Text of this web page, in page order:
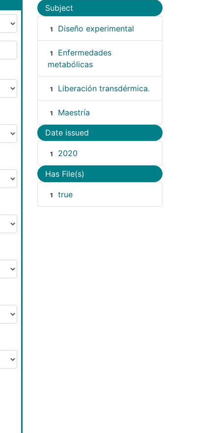
Subject
1 Diseño experimental
1
Enfermedades
metabólicas
1 Liberación transdérmica.
1 Maestría
Date issued
1 2020
Has File(s)
1 true